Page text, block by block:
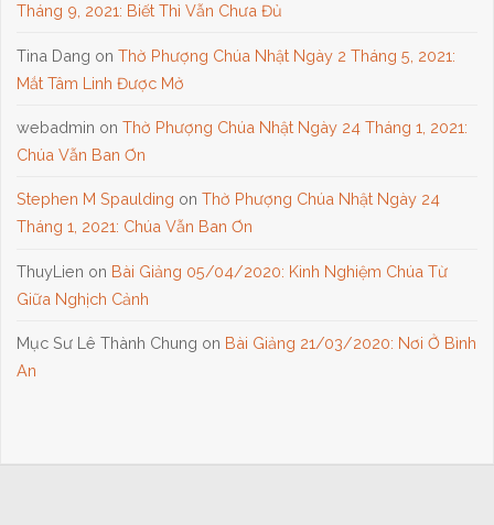
Tháng 9, 2021: Biết Thì Vẫn Chưa Đủ
Tina Dang onThờ Phượng Chúa Nhật Ngày 2 Tháng 5, 2021:
Mắt Tâm Linh Được Mở
webadmin onThờ Phượng Chúa Nhật Ngày 24 Tháng 1, 2021:
Chúa Vẫn Ban Ơn
Stephen M Spaulding onThờ Phượng Chúa Nhật Ngày 24
Tháng 1, 2021: Chúa Vẫn Ban Ơn
ThuyLien on Bài Giảng 05/04/2020: Kinh Nghiệm Chúa Từ
Giữa Nghịch Cảnh
Mục Sư Lê Thành Chung on Bài Giảng 21/03/2020: Nơi Ở Bình
An